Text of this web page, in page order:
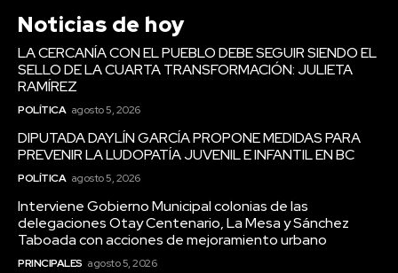
Noticias de hoy
LA CERCANÍA CON EL PUEBLO DEBE SEGUIR SIENDO EL
SELLO DE LA CUARTA TRANSFORMACIÓN: JULIETA
RAMÍREZ
POLÍTICA agosto 5, 2026
DIPUTADA DAYLÍN GARCÍA PROPONE MEDIDAS PARA
PREVENIR LA LUDOPATÍA JUVENIL E INFANTIL EN BC
POLÍTICA agosto 5, 2026
Interviene Gobierno Municipal colonias de las
delegaciones Otay Centenario, La Mesa y Sánchez
Taboada con acciones de mejoramiento urbano
PRINCIPALES agosto 5, 2026